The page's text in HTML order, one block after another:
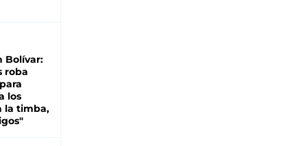
Bolívar:
roba
los
la timba,